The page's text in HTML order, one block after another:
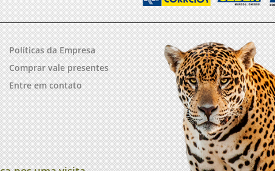
Políticas da Empresa
Comprar vale presentes
Entre em contato